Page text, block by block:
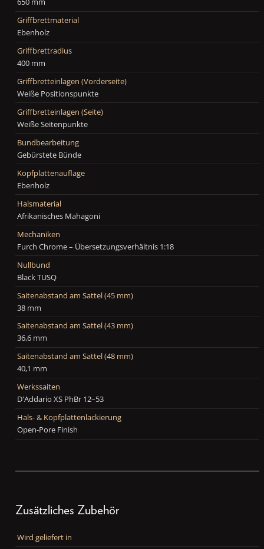
Griffbrettmaterial
Ebenholz
Griffbrettradius
400 mm
Griffbretteinlagen (Vorderseite)
Weiße Positionspunkte
Griffbretteinlagen (Seite)
Weiße Seitenpunkte
Bundbearbeitung
Gebürstete Bünde
Kopfplattenauflage
Ebenholz
Halsmaterial
Afrikanisches Mahagoni
Mechaniken
Furch Chrome – Übersetzungsverhältnis 1:18
Nullbund
Black TUSQ
Saitenabstand am Sattel (45 mm)
38 mm
Saitenabstand am Sattel (43 mm)
36,6 mm
Saitenabstand am Sattel (48 mm)
40,1 mm
Werkssaiten
D'Addario XS PhBr 12–53
Hals- & Kopfplattenlackierung
Open-Pore Finish
Zusätzliches Zubehör
Wird geliefert in